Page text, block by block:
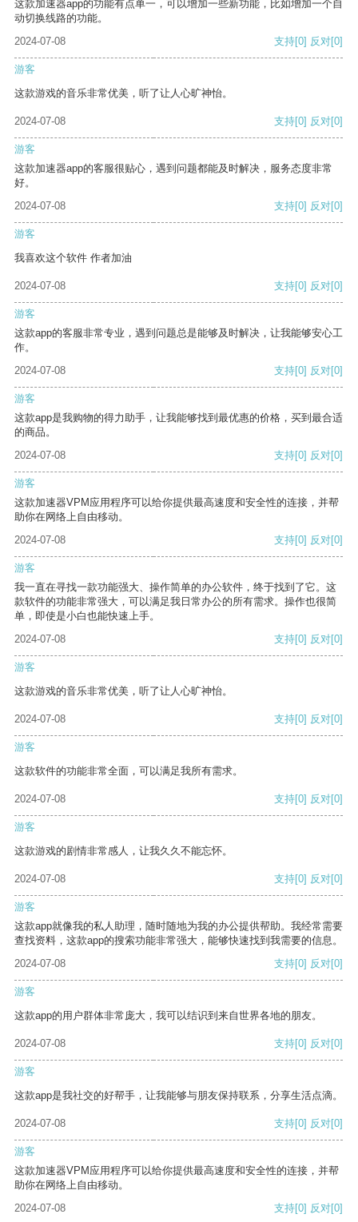
这款加速器app的功能有点单一，可以增加一些新功能，比如增加一个自
动切换线路的功能。
2024-07-08
支持[0] 反对[0]
游客
这款游戏的音乐非常优美，听了让人心旷神怡。
2024-07-08 支持[0] 反对[0]
游客
这款加速器app的客服很贴心，遇到问题都能及时解决，服务态度非常
好。
2024-07-08
支持[0] 反对[0]
游客
我喜欢这个软件 作者加油
2024-07-08 支持[0] 反对[0]
游客
这款app的客服非常专业，遇到问题总是能够及时解决，让我能够安心工
作。
2024-07-08
支持[0] 反对[0]
游客
这款app是我购物的得力助手，让我能够找到最优惠的价格，买到最合适
的商品。
2024-07-08
支持[0] 反对[0]
游客
这款加速器VPM应用程序可以给你提供最高速度和安全性的连接，并帮
助你在网络上自由移动。
2024-07-08
支持[0] 反对[0]
游客
我一直在寻找一款功能强大、操作简单的办公软件，终于找到了它。这
款软件的功能非常强大，可以满足我日常办公的所有需求。操作也很简
单，即使是小白也能快速上手。
2024-07-08
支持[0] 反对[0]
游客
这款游戏的音乐非常优美，听了让人心旷神怡。
2024-07-08 支持[0] 反对[0]
游客
这款软件的功能非常全面，可以满足我所有需求。
2024-07-08 支持[0] 反对[0]
游客
这款游戏的剧情非常感人，让我久久不能忘怀。
2024-07-08 支持[0] 反对[0]
游客
这款app就像我的私人助理，随时随地为我的办公提供帮助。我经常需要
查找资料，这款app的搜索功能非常强大，能够快速找到我需要的信息。
2024-07-08
支持[0] 反对[0]
游客
这款app的用户群体非常庞大，我可以结识到来自世界各地的朋友。
2024-07-08 支持[0] 反对[0]
游客
这款app是我社交的好帮手，让我能够与朋友保持联系，分享生活点滴。
2024-07-08 支持[0] 反对[0]
游客
这款加速器VPM应用程序可以给你提供最高速度和安全性的连接，并帮
助你在网络上自由移动。
2024-07-08
支持[0] 反对[0]